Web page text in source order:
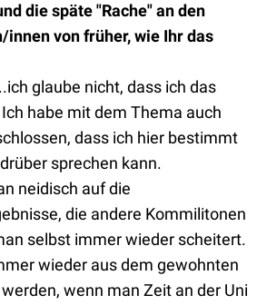
die späte "Rache" an den
von früher, wie Ihr das
glaube nicht, dass ich das
habe mit dem Thema auch
dass ich hier bestimmt
sprechen kann.
neidisch auf die
die andere Kommilitonen
selbst immer wieder scheitert.
wieder aus dem gewohnten
wenn man Zeit an der Uni